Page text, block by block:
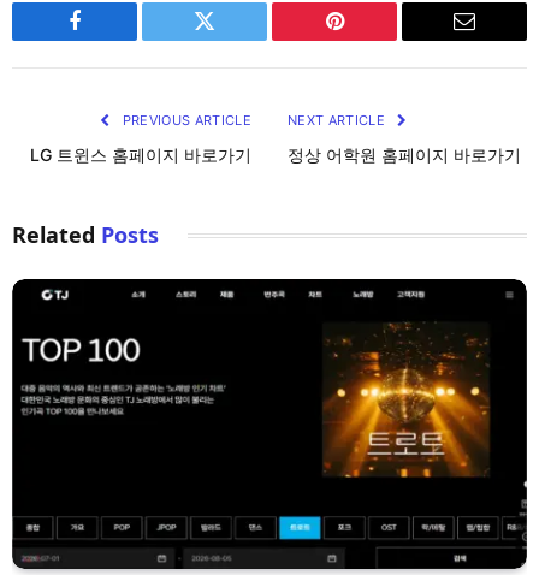
Facebook Twitter Pinterest Email
PREVIOUS ARTICLE
LG 트윈스 홈페이지 바로가기
NEXT ARTICLE
정상 어학원 홈페이지 바로가기
Related Posts